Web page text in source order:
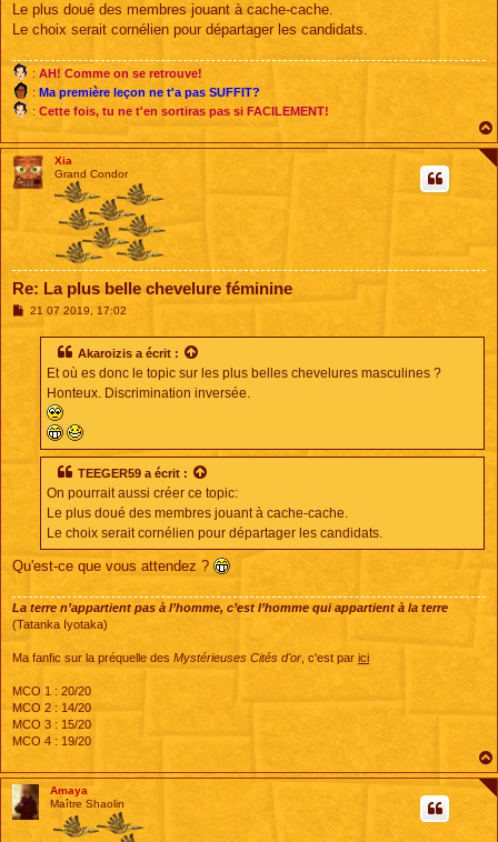
a
g
Le plus doué des membres jouant à cache-cache.
Le choix serait cornélien pour départager les candidats.
: AH! Comme on se retrouve!
: Ma première leçon ne t'a pas SUFFIT?
: Cette fois, tu ne t'en sortiras pas si FACILEMENT!
Xia
Grand Condor
Re: La plus belle chevelure féminine
M21 07 2019, 17:02
Akaroizis a écrit :
Et où es donc le topic sur les plus belles chevelures masculines ?
Honteux. Discrimination inversée.
TEEGER59 a écrit :
On pourrait aussi créer ce topic:
Le plus doué des membres jouant à cache-cache.
Le choix serait cornélien pour départager les candidats.
Qu'est-ce que vous attendez ?
La terre n’appartient pas à l’homme, c’est l’homme qui appartient à la terre
(Tatanka Iyotaka)
Ma fanfic sur la préquelle des Mystérieuses Cités d'or , c'est par ici
MCO 1 : 20/20
MCO 2 : 14/20
MCO 3 : 15/20
MCO 4 : 19/20
Amaya
Maître Shaolin